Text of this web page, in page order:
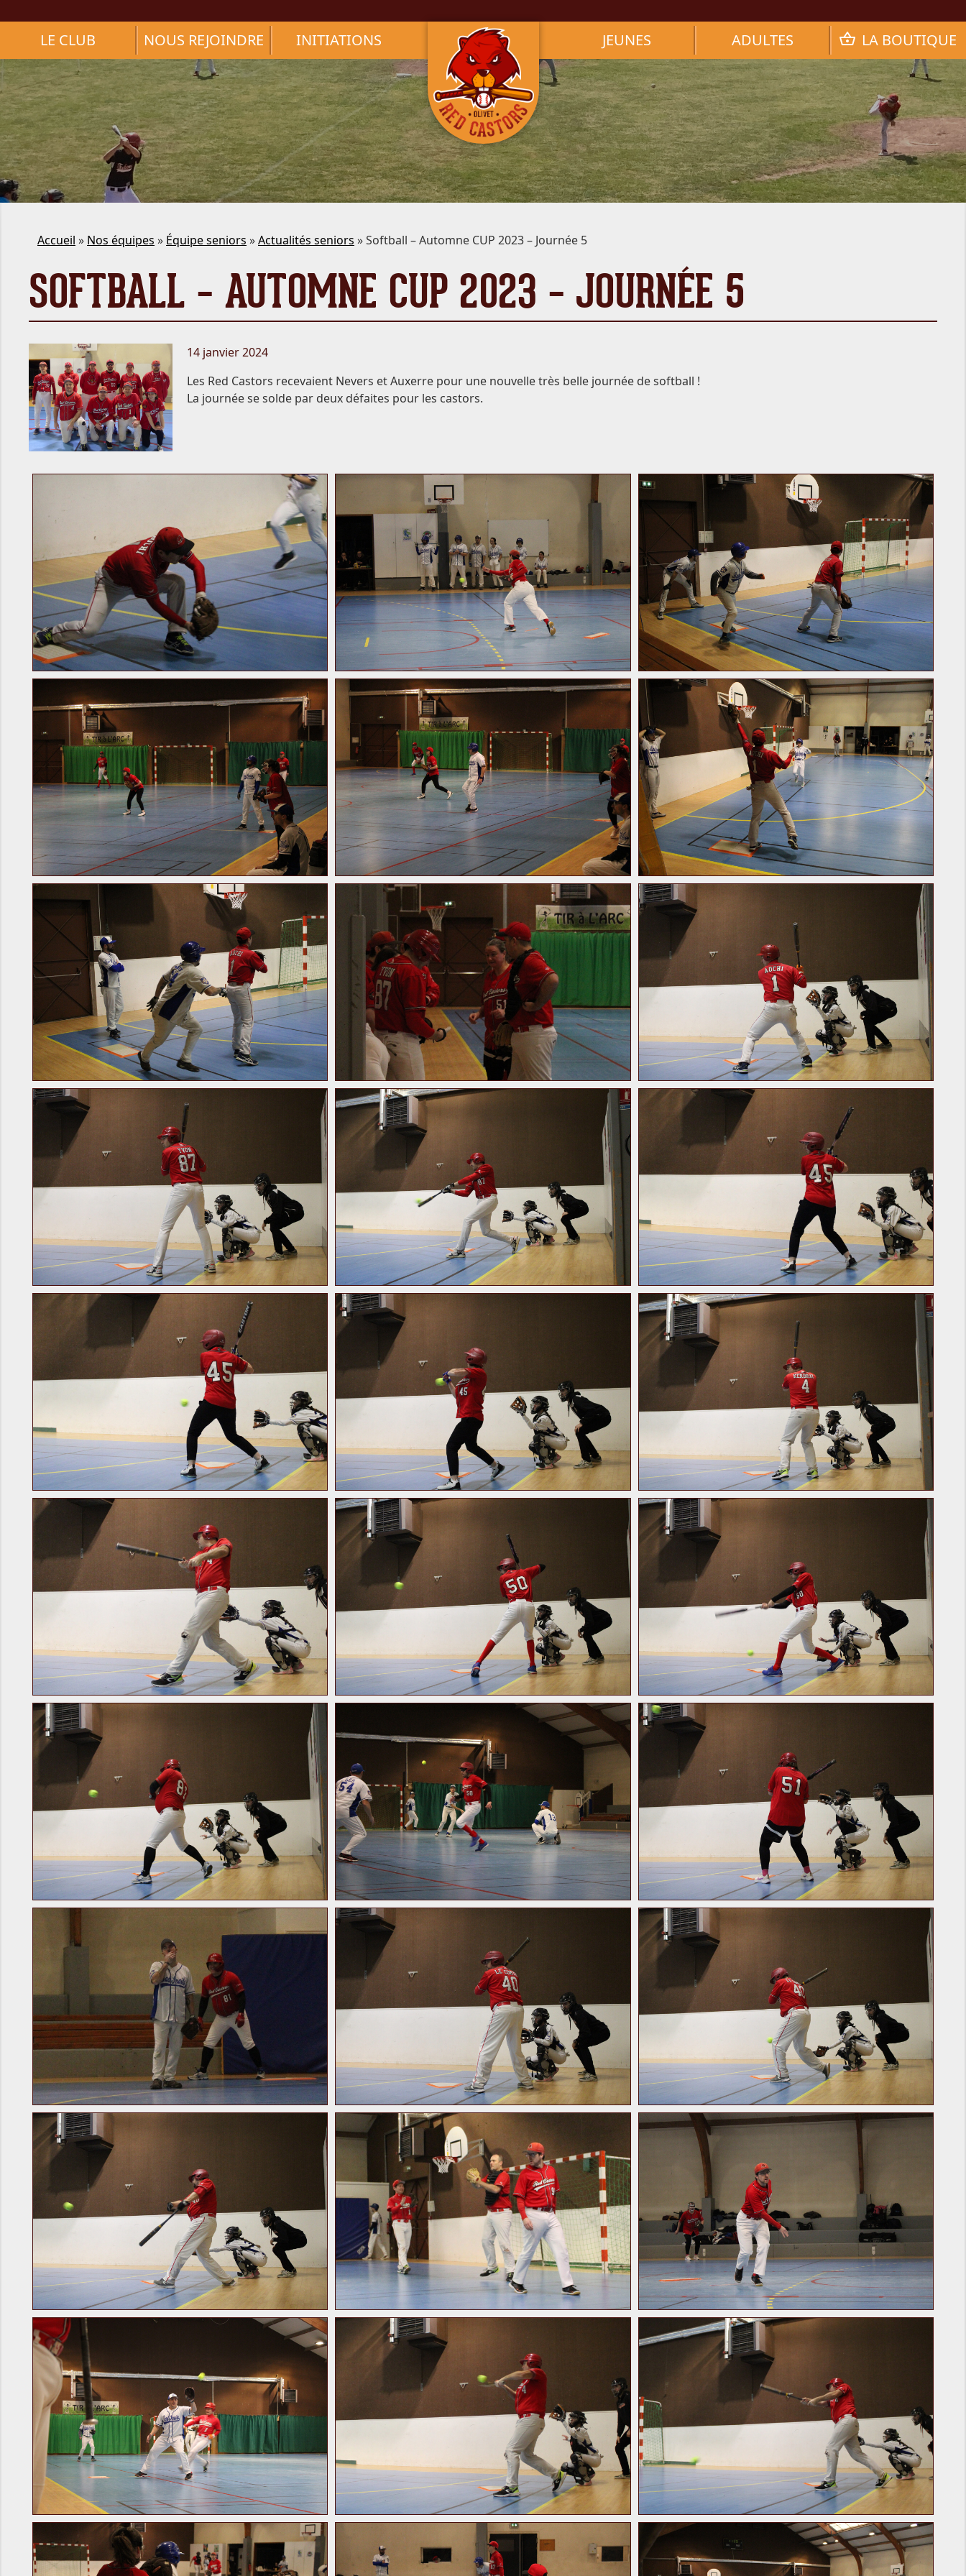
LE CLUB NOUS REJOINDRE INITIATIONS JEUNES ADULTES LA BOUTIQUE
Accueil » Nos équipes » Équipe seniors »Actualités seniors » Softball – Automne CUP 2023 – Journée 5
SOFTBALL – AUTOMNE CUP 2023 – JOURNÉE 5
14 janvier 2024
Les Red Castors recevaient Nevers et Auxerre pour une nouvelle très belle journée de softball !
La journée se solde par deux défaites pour les castors.